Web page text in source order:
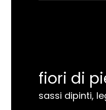
fiori di
sassi dipinti,